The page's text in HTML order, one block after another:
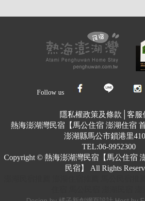
Follow us
隱私權政策及條款
客服
熱海澎湖灣民宿【馬公住宿 澎湖住宿
澎湖縣馬公市鎖港里
TEL:06-9952300
Copyright © 熱海澎湖灣民宿【馬公住宿
民宿】 All Rights